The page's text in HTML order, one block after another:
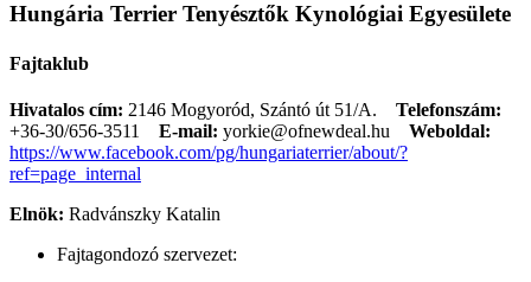
Hungária Terrier Tenyésztők Kynológiai Egyesülete
Fajtaklub
Hivatalos cím: 2146 Mogyoród, Szántó út 51/A. Telefonszám:
+36-30/656-3511
E-mail: yorkie@ofnewdeal.hu
Weboldal:
https://www.facebook.com/pg/hungariaterrier/about/?
ref=page_internal
Elnök: Radvánszky Katalin
Fajtagondozó szervezet: